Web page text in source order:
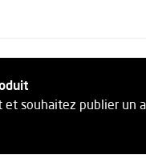
et souhaitez publier un